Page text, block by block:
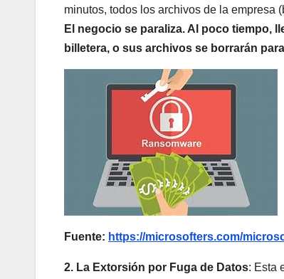
minutos, todos los archivos de la empresa
El negocio se paraliza. Al poco tiempo,
billetera, o sus archivos se borrarán
Fuente: https://microsofters.com/
2. La Extorsión por Fuga de Datos: Esta